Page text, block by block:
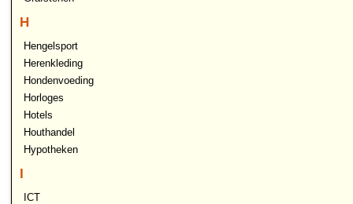
H
Hengelsport
Herenkleding
Hondenvoeding
Horloges
Hotels
Houthandel
Hypotheken
I
ICT